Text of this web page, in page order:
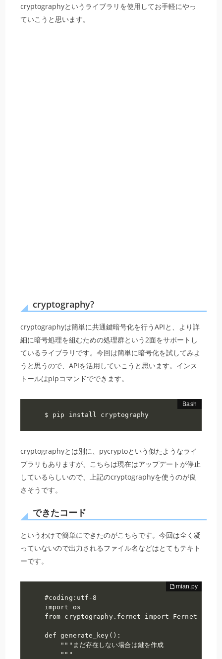
cryptographyというライブラリを使用してお手軽にやっ
ていこうと思います。
cryptography?
cryptographyは簡単に共通鍵暗号化を行うAPIと、より詳
細に暗号処理を組むための処理群という2面をサポートし
ているライブラリです。今回は簡単に暗号化を試してみよ
うと思うので、APIを活用していこうと思います。インス
トールはpipコマンドでできます。
$ pip install cryptography
cryptographyとは別に、pycryptoという似たようなライ
ブラリもありますが、こちらは現在はアップデートが停止
しているらしいので、上記のcryptographyを使うのが良
さそうです。
できたコード
というわけで簡単にできたのがこちらです。今回は全く凝
っていないので出力されるファイル名などはとてもテキト
ーです。
#coding:utf-8
import os
from cryptography.fernet import Fernet
def generate_key():
    """まだ存在しない場合は鍵を作成
    """